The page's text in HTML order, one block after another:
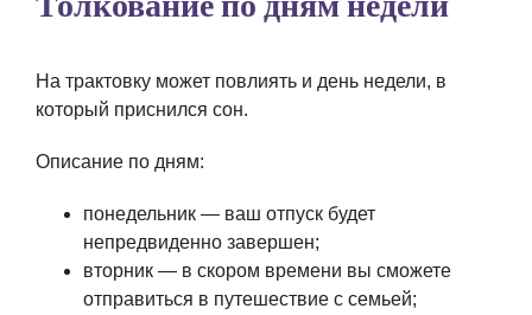
На трактовку может повлиять и день недели, в
который приснился сон.
Описание по дням:
понедельник — ваш отпуск будет
непредвиденно завершен;
вторник — в скором времени вы сможете
отправиться в путешествие с семьей;